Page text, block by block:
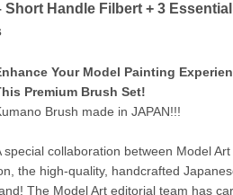
Short Handle Filbert + 3
Your Model Painting
Premium Brush Set!
Brush made in JAPAN!!!
special collaboration between Model
the high-quality, handcrafted
The Model Art editorial team has